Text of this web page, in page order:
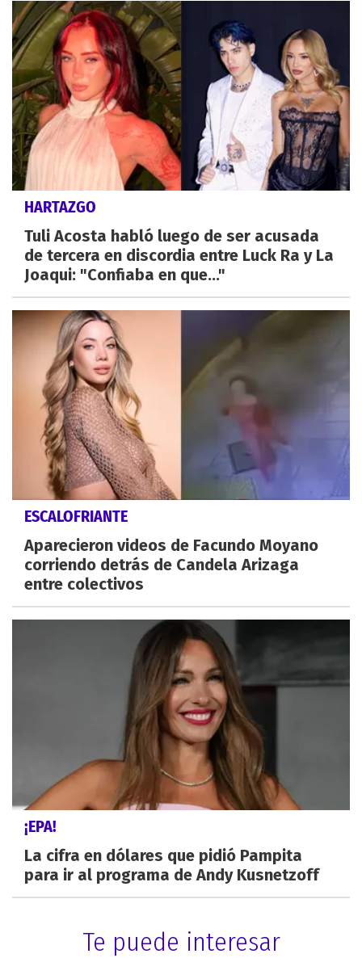
HARTAZGO
Tuli Acosta habló luego de ser acusada
de tercera en discordia entre Luck Ra y La
Joaqui: "Confiaba en que..."
ESCALOFRIANTE
Aparecieron videos de Facundo Moyano
corriendo detrás de Candela Arizaga
entre colectivos
¡EPA!
La cifra en dólares que pidió Pampita
para ir al programa de Andy Kusnetzoff
Te puede interesar